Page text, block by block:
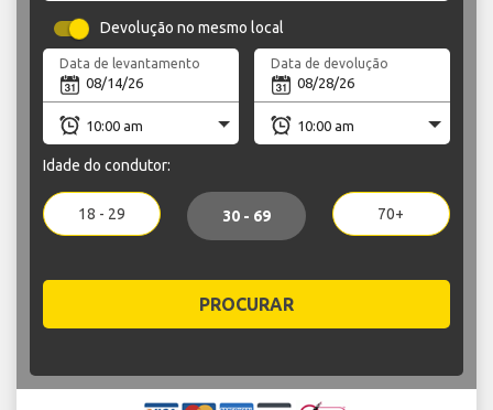
Devolução no mesmo local
Data de levantamento Data de devolução
Idade do condutor:
18 - 29 30 - 69 70+
PROCURAR